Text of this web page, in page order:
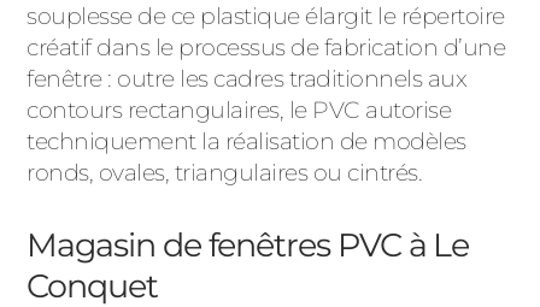
souplesse de ce plastique élargit le répertoire
créatif dans le processus de fabrication d’une
fenêtre : outre les cadres traditionnels aux
contours rectangulaires, le PVC autorise
techniquement la réalisation de modèles
ronds, ovales, triangulaires ou cintrés.
Magasin de fenêtres PVC à Le
Conquet